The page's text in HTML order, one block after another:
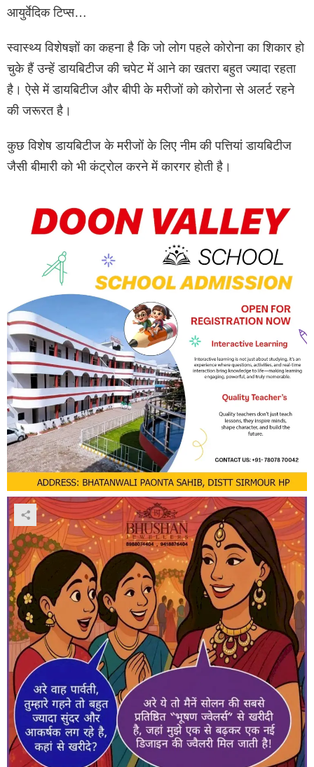
आयुर्वेदिक टिप्स…
स्वास्थ्य विशेषज्ञों का कहना है कि जो लोग पहले कोरोना का शिकार हो
चुके हैं उन्हें डायबिटीज की चपेट में आने का खतरा बहुत ज्यादा रहता
है। ऐसे में डायबिटीज और बीपी के मरीजों को कोरोना से अलर्ट रहने
की जरूरत है।
कुछ विशेष डायबिटीज के मरीजों के लिए नीम की पत्तियां डायबिटीज
जैसी बीमारी को भी कंट्रोल करने में कारगर होती है।